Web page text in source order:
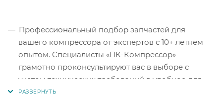
Профессиональный подбор запчастей для
вашего компрессора от экспертов с 10+ летнем
опытом. Специалисты «ПК-Компрессор»
грамотно проконсультируют вас в выборе с
учетом технических требований в удобное для
вас время.